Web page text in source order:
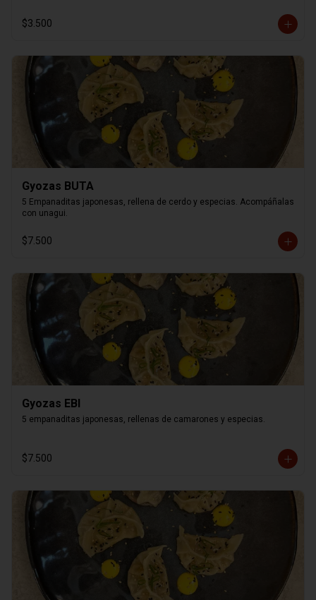
$3.500
Gyozas BUTA
5 Empanaditas japonesas, rellena de cerdo y especias. Acompáñalas
con unagui.
$7.500
Gyozas EBI
5 empanaditas japonesas, rellenas de camarones y especias.
$7.500